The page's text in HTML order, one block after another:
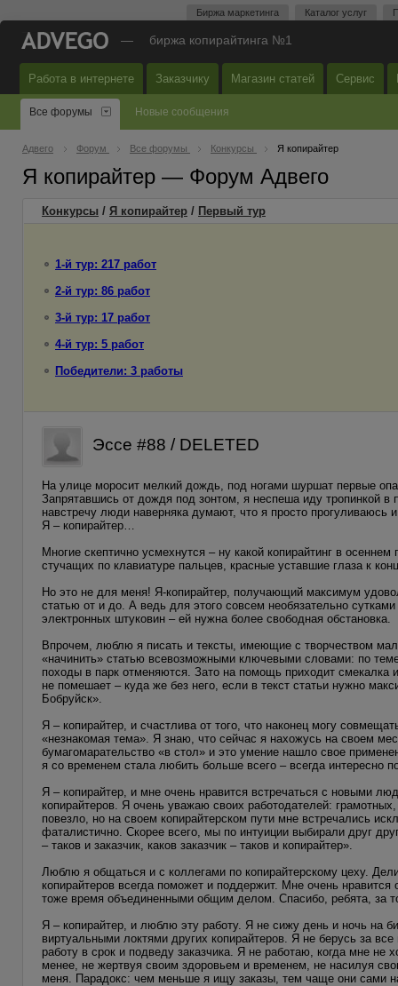
Биржа маркетинга Каталог услуг
— биржа копирайтинга №1
Работа в интернете Заказчику Магазин статей Сервис
Все форумы Новые сообщения
Адвего Форум Все форумы Конкурсы Я копирайтер
Я копирайтер — Форум Адвего
Конкурсы / Я копирайтер / Первый тур
1-й тур: 217 работ
2-й тур: 86 работ
3-й тур: 17 работ
4-й тур: 5 работ
Победители: 3 работы
Эссе #88 / DELETED
На улице моросит мелкий дождь, под ногами шуршат первые
Запрятавшись от дождя под зонтом, я неспеша иду тропинкой
навстречу люди наверняка думают, что я просто
Я – копирайтер…
Многие скептично усмехнутся – ну какой копирайтинг в
стучащих по клавиатуре пальцев, красные уставшие глаза к
Но это не для меня! Я-копирайтер, получающий максимум
статью от и до. А ведь для этого совсем необязательно
электронных штуковин – ей нужна более свободная обстановка.
Впрочем, люблю я писать и тексты, имеющие с творчеством
«начинить» статью всевозможными ключевыми словами: по
походы в парк отменяются. Зато на помощь приходит смекалка
не помешает – куда же без него, если в текст статьи нужно
Бобруйск».
Я – копирайтер, и счастлива от того, что наконец могу
«незнакомая тема». Я знаю, что сейчас я нахожусь на своем
бумагомарательство «в стол» и это умение нашло свое
я со временем стала любить больше всего – всегда интересно
Я – копирайтер, и мне очень нравится встречаться с новыми
копирайтеров. Я очень уважаю своих работодателей:
повезло, но на своем копирайтерском пути мне встречались
фаталистично. Скорее всего, мы по интуиции выбирали друг
– таков и заказчик, каков заказчик – таков и копирайтер».
Люблю я общаться и с коллегами по копирайтерскому цеху.
копирайтеров всегда поможет и поддержит. Мне очень
тоже время объединенными общим делом. Спасибо, ребята, за
Я – копирайтер, и люблю эту работу. Я не сижу день и ночь на
виртуальными локтями других копирайтеров. Я не берусь за
работу в срок и подведу заказчика. Я не работаю, когда мне не
менее, не жертвуя своим здоровьем и временем, не насилуя
меня. Парадокс: чем меньше я ищу заказы, тем чаще они сами